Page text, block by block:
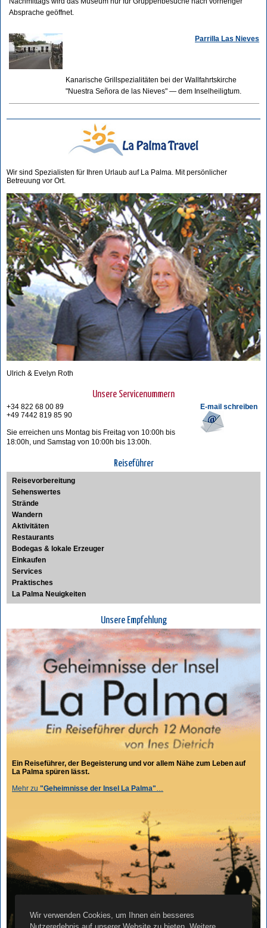
Absprache geöffnet.
Parrilla Las Nieves
Kanarische Grillspezialitäten bei der Wallfahrtskirche
"Nuestra Señora de las Nieves" — dem Inselheiligtum.
Wir sind Spezialisten für Ihren Urlaub auf La Palma. Mit persönlicher
Betreuung vor Ort.
Ulrich & Evelyn Roth
Unsere Servicenummern
E-mail schreiben
+34 822 68 00 89
+49 7442 819 85 90
Sie erreichen uns Montag bis Freitag von 10:00h bis
18:00h, und Samstag von 10:00h bis 13:00h.
Reiseführer
Reisevorbereitung
Sehenswertes
Strände
Wandern
Aktivitäten
Restaurants
Bodegas & lokale Erzeuger
Einkaufen
Services
Praktisches
La Palma Neuigkeiten
Unsere Empfehlung
Ein Reiseführer, der Begeisterung und vor allem Nähe zum Leben auf
La Palma spüren lässt.
Mehr zu "Geheimnisse der Insel La Palma"
Wir verwenden Cookies, um Ihnen ein besseres